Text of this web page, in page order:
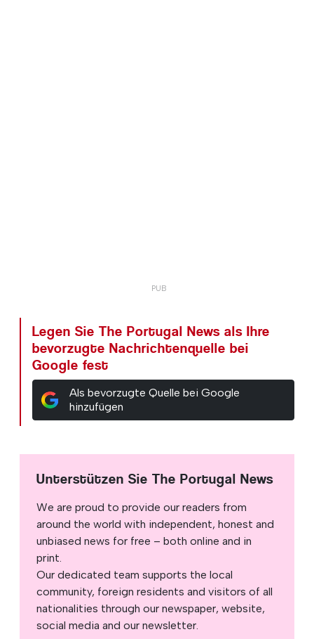
Legen Sie The Portugal News als Ihre
bevorzugte Nachrichtenquelle bei
Google fest
Als bevorzugte Quelle bei Google
hinzufügen
Unterstützen Sie The Portugal News
We are proud to provide our readers from
around the world with independent, honest and
unbiased news for free – both online and in
print.
Our dedicated team supports the local
community, foreign residents and visitors of all
nationalities through our newspaper, website,
social media and our newsletter.